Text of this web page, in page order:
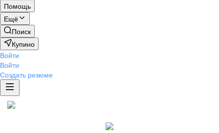
Помощь
Ещё
Поиск
Купино
Войти
Войти
Создать резюме